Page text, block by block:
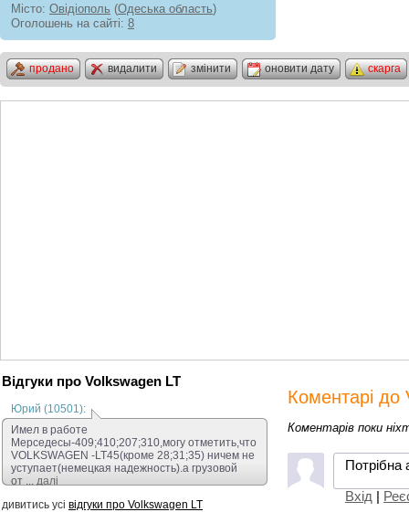
Місто: Овідіополь (Одеська область)
Оголошень на сайті: 8
продано видалити змінити оновити дату скарга
Відгуки про Volkswagen LT
Юрий (10501):
Имел в работе
Мерседесы-409;410;207;310,могу отметить,что
VOLKSWAGEN -LT45(кроме 28;31;35) ничем не
уступает(немецкая надежность).а грузовой
от ... далі
дивитись усі відгуки про Volkswagen LT
Коментарі до
Коментарів поки
Потрібна
Вхід |